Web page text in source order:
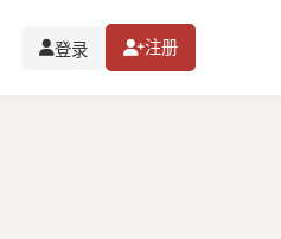
登录 注册